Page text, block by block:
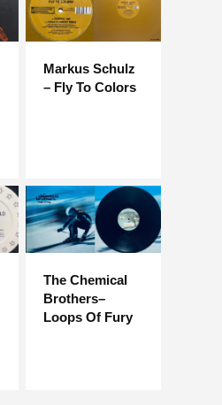
Markus Schulz
– Fly To Colors
The Chemical
Brothers–
Loops Of Fury